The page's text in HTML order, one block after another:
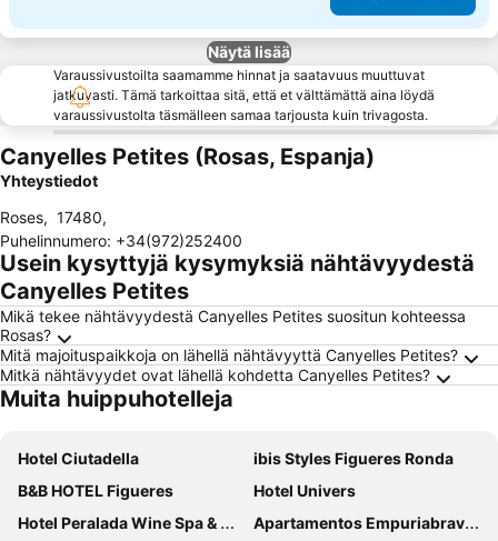
Näytä lisää
Varaussivustoilta saamamme hinnat ja saatavuus muuttuvat
jatkuvasti. Tämä tarkoittaa sitä, että et välttämättä aina löydä
varaussivustolta täsmälleen samaa tarjousta kuin trivagosta.
Canyelles Petites (Rosas, Espanja)
Yhteystiedot
Roses, 17480,
Puhelinnumero: +34(972)252400
Usein kysyttyjä kysymyksiä nähtävyydestä
Canyelles Petites
Mikä tekee nähtävyydestä Canyelles Petites suositun kohteessa
Rosas?
Mitä majoituspaikkoja on lähellä nähtävyyttä Canyelles Petites?
Mitkä nähtävyydet ovat lähellä kohdetta Canyelles Petites?
Muita huippuhotelleja
Hotel Ciutadella
ibis Styles Figueres Ronda
B&B HOTEL Figueres
Hotel Univers
Hotel Peralada Wine Spa & Golf
Apartamentos Empuriabrava Maurici Park